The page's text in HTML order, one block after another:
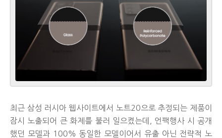
최근 삼성 러시아 웹사이트에서 노트20으로 추정되는 제품이
잠시 노출되어 큰 화제를 불러 일으켰는데, 언팩행사 시 공개
했던 모델과 100% 동일한 모델이어서 유출 아닌 전략적 노